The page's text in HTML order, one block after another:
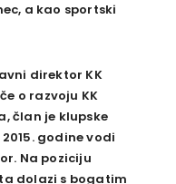
a kao sportski
direktor KK
o razvoju KK
član je klupske
godine vodi
Na poziciju
dolazi s bogatim